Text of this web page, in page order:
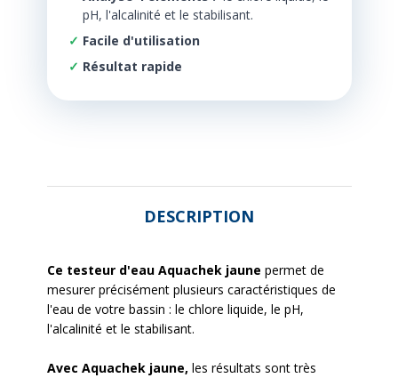
pH, l'alcalinité et le stabilisant.
Facile d'utilisation
Résultat rapide
DESCRIPTION
Ce testeur d'eau Aquachek jaune permet de
mesurer précisément plusieurs caractéristiques de
l'eau de votre bassin : le chlore liquide, le pH,
l'alcalinité et le stabilisant.
Avec Aquachek jaune, les résultats sont très